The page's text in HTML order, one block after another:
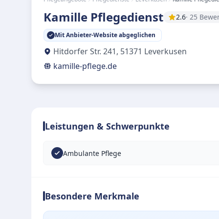
Kamille Pflegedienst 2.6· 25
Mit Anbieter-Website abgeglichen
Hitdorfer Str. 241, 51371 Leverkusen
kamille-pflege.de
Leistungen & Schwerpunkte
Ambulante Pflege
Besondere Merkmale